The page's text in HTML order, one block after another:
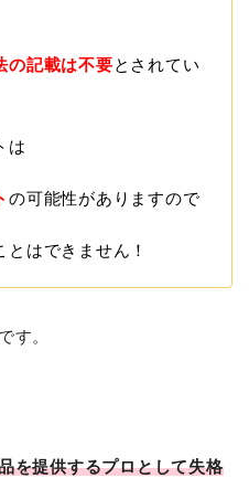
の記載は不要とされてい
は
の可能性がありますので
はできません！
す。
を提供するプロとして失格